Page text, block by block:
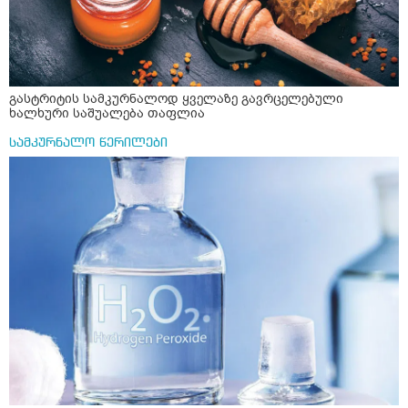
გასტრიტის სამკურნალოდ ყველაზე გავრცელებული
ხალხური საშუალება თაფლია
სამკურნალო წერილები